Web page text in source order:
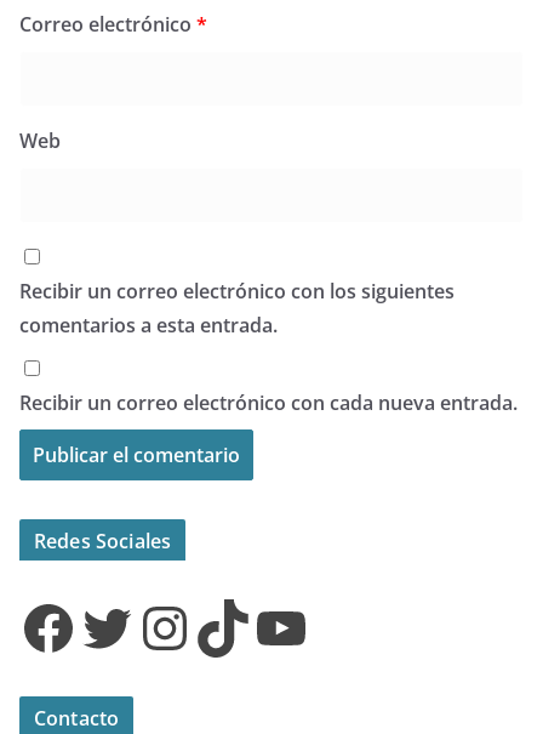
Correo electrónico *
Web
Recibir un correo electrónico con los siguientes
comentarios a esta entrada.
Recibir un correo electrónico con cada nueva entrada.
Redes Sociales
Facebook Twitter InstagramTikTok YouTube
Contacto